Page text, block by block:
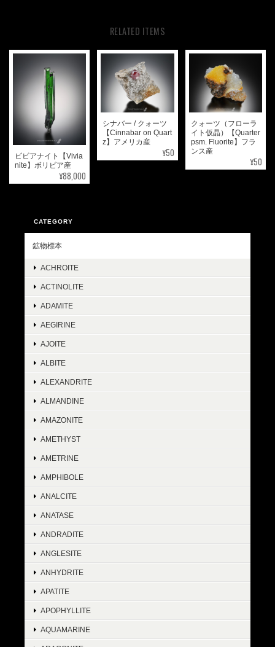
RELATED ITEMS
ビビアナイト【Vivia
nite】ボリビア産
¥88,000
シナバー / クォーツ
【Cinnabar on Quart
z】アメリカ産
¥50
クォーツ（フローラ
イト仮晶）【Quarter
psm. Fluorite】フラ
ンス産
¥50
CATEGORY
鉱物標本
ACHROITE
ACTINOLITE
ADAMITE
AEGIRINE
AJOITE
ALBITE
ALEXANDRITE
ALMANDINE
AMAZONITE
AMETHYST
AMETRINE
AMPHIBOLE
ANALCITE
ANATASE
ANDRADITE
ANGLESITE
ANHYDRITE
APATITE
APOPHYLLITE
AQUAMARINE